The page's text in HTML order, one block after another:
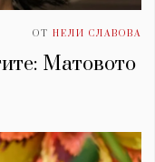
ОТ НЕЛИ СЛАВОВА
Матовото